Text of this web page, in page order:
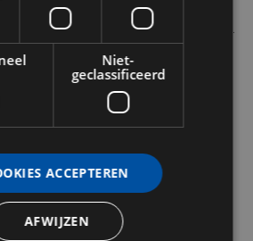
richt een groot deel van Europa de blik
vindt een van de meest bijzondere
deze eeuw plaats. Omdat de zon tijdens
de horizon staat, vormt een vrij uitzicht
of kustlijn de perfecte setting om dit
te beleven. Van Amsterdam en Parijs
dit zijn de mooiste plekken om de
Niet-
geclassificeerd
ACCEPTEREN
AFWIJZEN